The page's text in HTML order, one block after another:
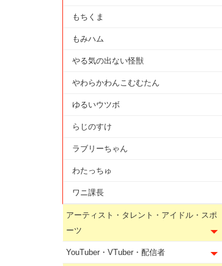
もちくま
もみハム
やる気の出ない怪獣
やわらかわんこむむたん
ゆるいウツボ
らじのすけ
ラブリーちゃん
わたっちゅ
ワニ課長
アーティスト・タレント・アイドル・スポ
ーツ
YouTuber・VTuber・配信者